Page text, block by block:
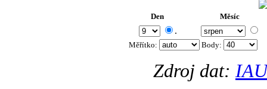
Den Měsíc
.
Měřítko: Body:
Zdroj dat: